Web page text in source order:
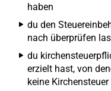
haben
du den
nach überprüfen
du
erzielt hast, von
keine